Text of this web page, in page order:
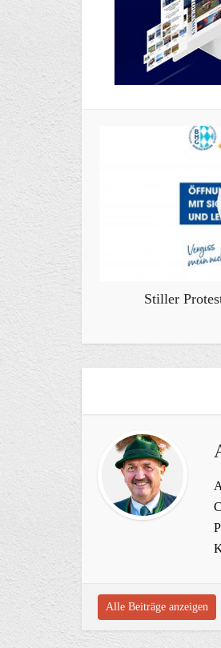
Stiller
Alle Beiträge anzeigen